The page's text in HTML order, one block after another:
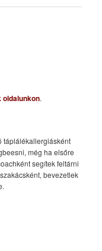
oldalunkon.
táplálékallergiásként
még ha elsőre
segítek feltárni
bevezetlek